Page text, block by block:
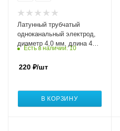
Латунный трубчатый
одноканальный электрод,
диаметр 4,0 мм, длина 400
Есть в наличии: 10
220 ₽/шт
В КОРЗИНУ